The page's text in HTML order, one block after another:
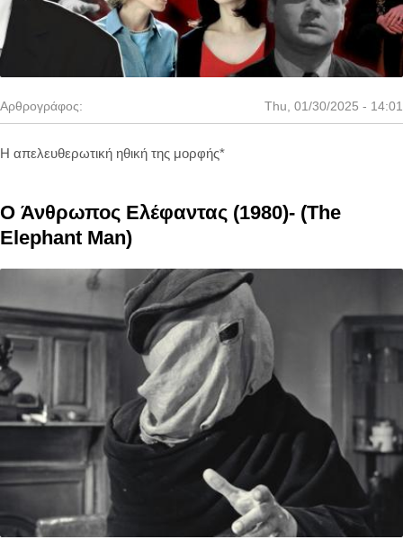
Αρθρογράφος: Thu, 01/30/2025 - 14:01
Η απελευθερωτική ηθική της μορφής*
O Άνθρωπος Ελέφαντας (1980)- (The
Elephant Man)